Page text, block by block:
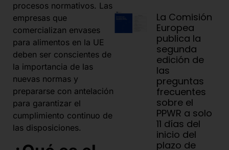
procesos normativos. Las
empresas que
comercializan envases
para alimentos en la UE
deben ser conscientes de
la importancia de las
nuevas normas y
prepararse con antelación
para garantizar el
cumplimiento continuo de
las disposiciones.
La Comisión
Europea
publica la
segunda
edición de
las
preguntas
frecuentes
sobre el
PPWR a solo
11 días del
inicio del
plazo de